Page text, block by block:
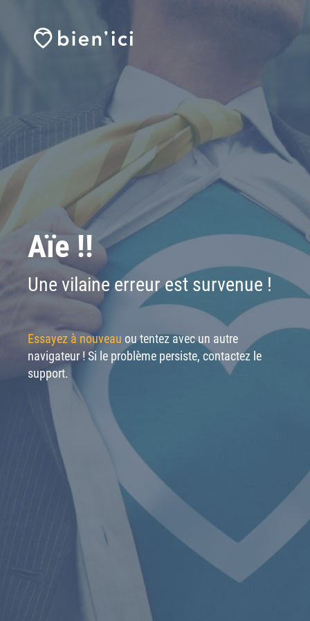
Aïe !!
Une vilaine erreur est survenue !
Essayez à nouveau ou tentez avec un autre
navigateur ! Si le problème persiste, contactez le
support.